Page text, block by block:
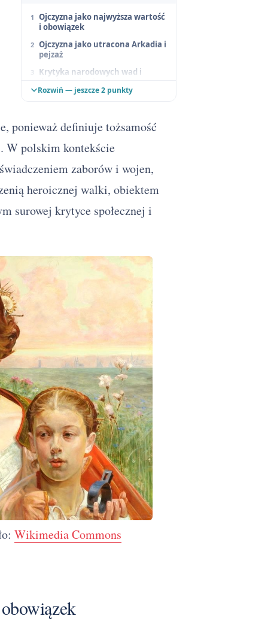
Ojczyzna jako najwyższa wartość
i obowiązek
Ojczyzna jako utracona Arkadia i
pejzaż
Krytyka narodowych wad i
Konteksty
Symbole
Rozwiń — jeszcze 2 punkty
ponieważ definiuje tożsamość
W polskim kontekście
zaborów i wojen,
heroicznej walki, obiektem
surowej krytyce społecznej i
Wikimedia Commons